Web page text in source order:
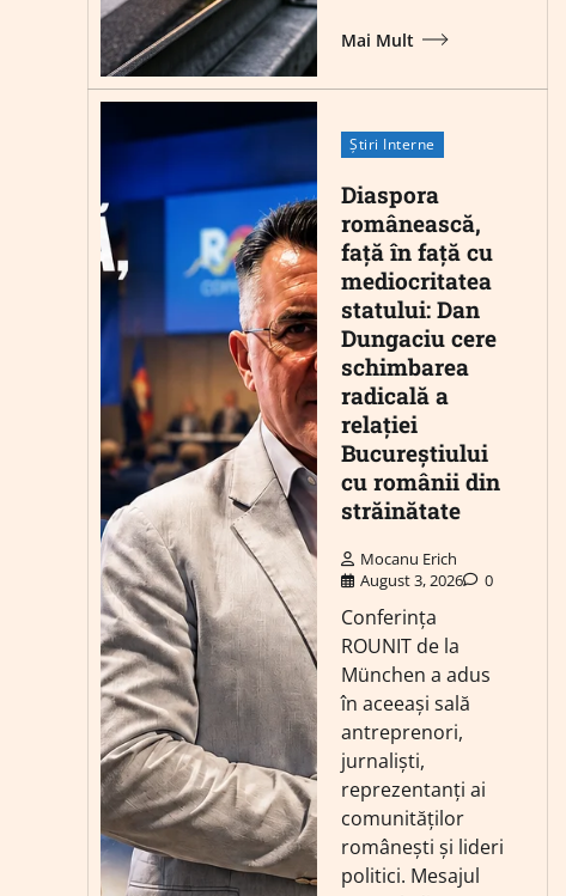
Mai Mult
Știri Interne
Diaspora
românească,
față în față cu
mediocritatea
statului: Dan
Dungaciu cere
schimbarea
radicală a
relației
Bucureștiului
cu românii din
străinătate
Mocanu Erich
August 3, 2026
0
Conferința
ROUNIT de la
München a adus
în aceeași sală
antreprenori,
jurnaliști,
reprezentanți ai
comunităților
românești și lideri
politici. Mesajul